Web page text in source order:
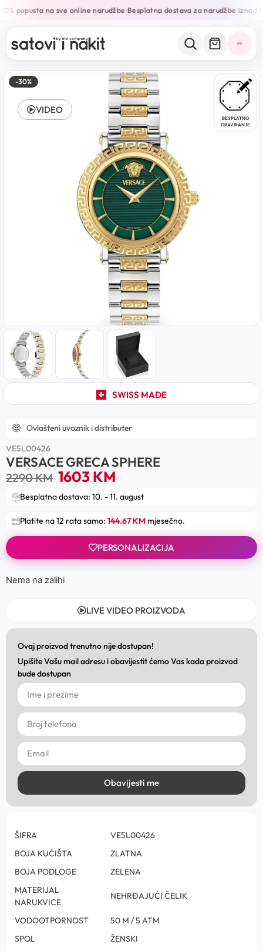
popusta na sve online narudžbe•Besplatna dostava za narudžbe iznad
-30%
BESPLATNO
GRAVIRANJE
SWISS MADE
VIDEO
Ovlašteni uvoznik i distributer
VE5L00426
VERSACE GRECA SPHERE
2290KM 1603KM
Besplatna dostava: 10. - 11. august
Platite na 12 rata samo: 144.67 KM mjesečno.
PERSONALIZACIJA
Nema na zalihi
LIVE VIDEO PROIZVODA
Ovaj proizvod trenutno nije dostupan!
Upišite Vašu mail adresu i obavijestit ćemo Vas kada proizvod
bude dostupan
Obavijesti me
ŠIFRA
VE5L00426
BOJA KUĆIŠTA
ZLATNA
BOJA PODLOGE
ZELENA
MATERIJAL
NARUKVICE
NEHRĐAJUĆI ČELIK
VODOOTPORNOST
50 M / 5 ATM
SPOL
ŽENSKI